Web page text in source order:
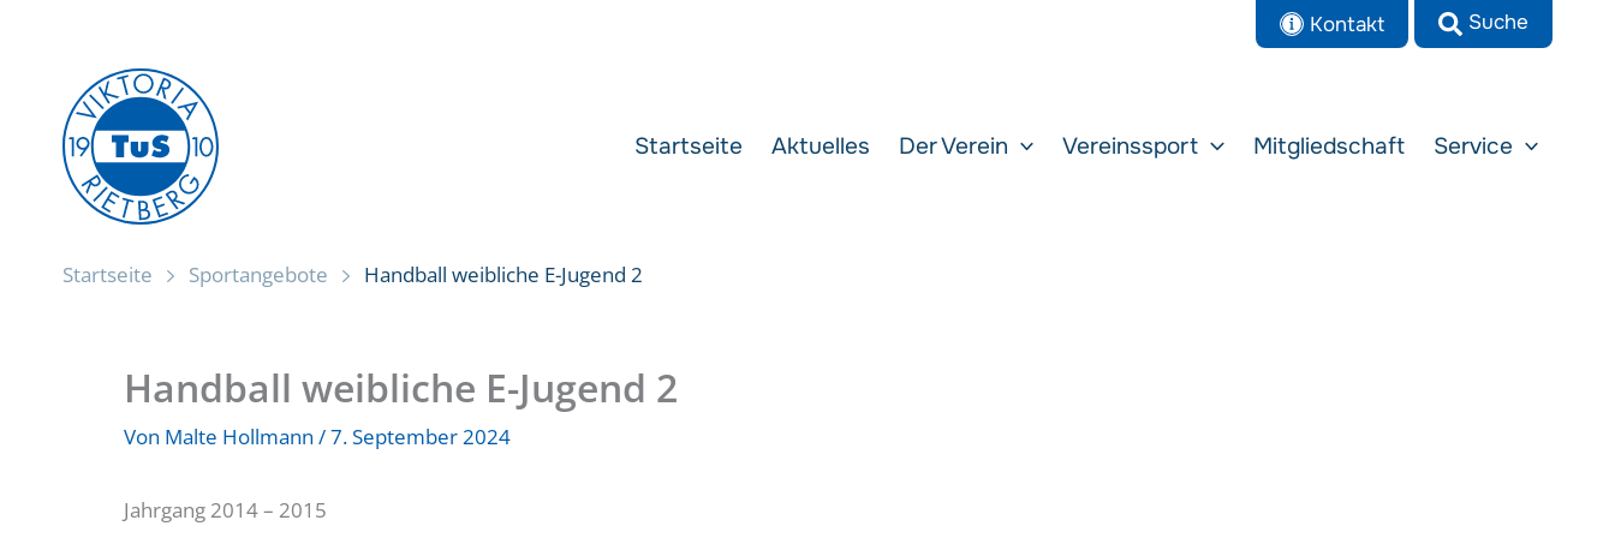
Kontakt
Startseite Aktuelles Der Verein Vereinssport Mitgliedschaft Service
Startseite Sportangebote Handball weibliche E-Jugend 2
Handball weibliche E-Jugend 2
Von Malte Hollmann /7. September 2024
Jahrgang 2014 – 2015